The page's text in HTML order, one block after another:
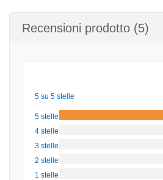
Recensioni prodotto (5)
5 su 5 stelle
5 stelle
4 stelle
3 stelle
2 stelle
1 stelle